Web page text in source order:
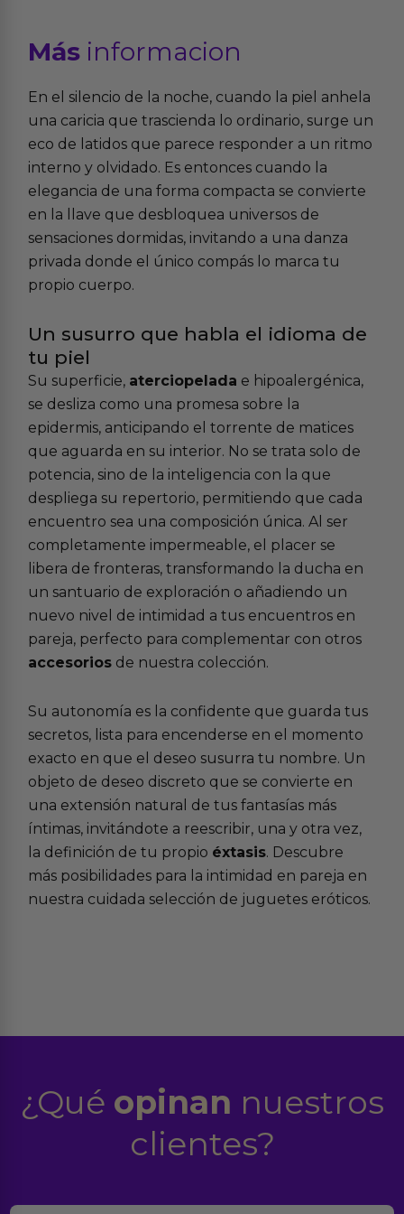
Más informacion
En el silencio de la noche, cuando la piel anhela
una caricia que trascienda lo ordinario, surge un
eco de latidos que parece responder a un ritmo
interno y olvidado. Es entonces cuando la
elegancia de una forma compacta se convierte
en la llave que desbloquea universos de
sensaciones dormidas, invitando a una danza
privada donde el único compás lo marca tu
propio cuerpo.
Un susurro que habla el idioma de
tu piel
Su superficie, aterciopelada e hipoalergénica,
se desliza como una promesa sobre la
epidermis, anticipando el torrente de matices
que aguarda en su interior. No se trata solo de
potencia, sino de la inteligencia con la que
despliega su repertorio, permitiendo que cada
encuentro sea una composición única. Al ser
completamente impermeable, el placer se
libera de fronteras, transformando la ducha en
un santuario de exploración o añadiendo un
nuevo nivel de intimidad a tus encuentros en
pareja, perfecto para complementar con otros
accesorios de nuestra colección.
Su autonomía es la confidente que guarda tus
secretos, lista para encenderse en el momento
exacto en que el deseo susurra tu nombre. Un
objeto de deseo discreto que se convierte en
una extensión natural de tus fantasías más
íntimas, invitándote a reescribir, una y otra vez,
la definición de tu propio éxtasis. Descubre
más posibilidades para la intimidad en pareja en
nuestra cuidada selección de juguetes eróticos.
¿Qué opinan nuestros
clientes?